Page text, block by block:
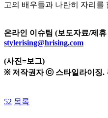
고의 배우들과 나란히 자리를
온라인 이슈팀 (보도자료/제
stylerising@hrising.com
(사진=보그)
※ 저작권자 ⓒ 스타일라이징.
52 목록